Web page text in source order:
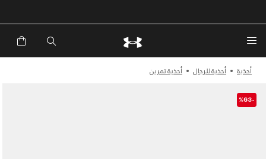
خصم إضافي 20%*. باستخدام الكود EXTRA20
أحذية أحذية للرجال أحذية تمرين
-%63